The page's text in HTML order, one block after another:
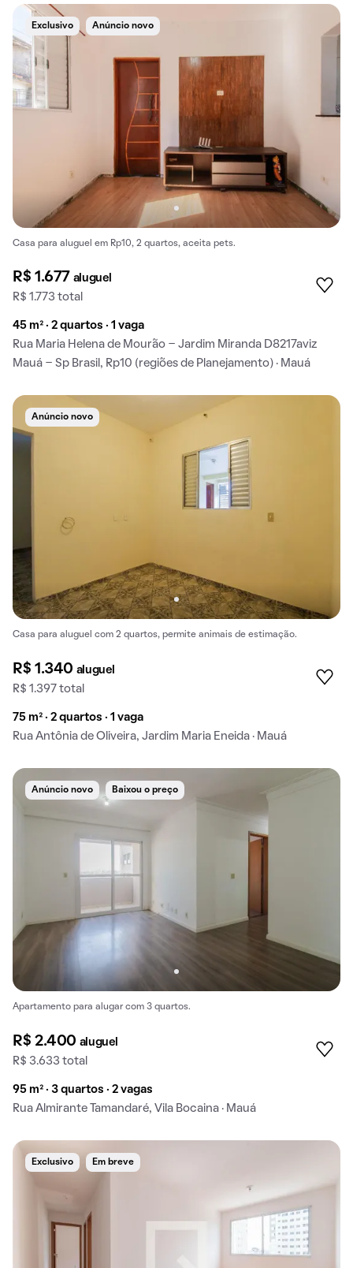
Exclusivo Anúncio novo
Casa para aluguel em Rp10, 2 quartos, aceita pets.
R$ 1.677 aluguel
R$ 1.773 total
45 m² · 2 quartos · 1 vaga
Rua Maria Helena de Mourão - Jardim Miranda D8217aviz
Mauá - Sp Brasil, Rp10 (regiões de Planejamento) · Mauá
Anúncio novo
Casa para aluguel com 2 quartos, permite animais de estimação.
R$ 1.340 aluguel
R$ 1.397 total
75 m² · 2 quartos · 1 vaga
Rua Antônia de Oliveira, Jardim Maria Eneida · Mauá
Anúncio novo Baixou o preço
Apartamento para alugar com 3 quartos.
R$ 2.400 aluguel
R$ 3.633 total
95 m² · 3 quartos · 2 vagas
Rua Almirante Tamandaré, Vila Bocaina · Mauá
Exclusivo Em breve